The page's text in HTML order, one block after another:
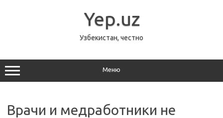
Yep.uz
Узбекистан, честно
Меню
Врачи и медработники не